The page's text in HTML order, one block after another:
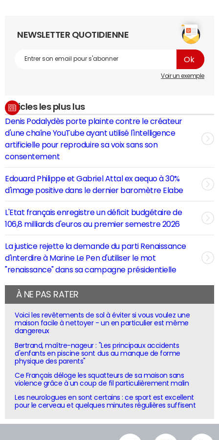
NEWSLETTER QUOTIDIENNE
Voir un exemple
Articles les plus lus
Denis Podalydès porte plainte contre le créateur
d'une chaîne YouTube ayant utilisé l'intelligence
artificielle pour reproduire sa voix sans son
consentement
Edouard Philippe et Gabriel Attal ex aequo à 30%
d'image positive dans le dernier baromètre Elabe
L'Etat français enregistre un déficit budgétaire de
106,8 milliards d'euros au premier semestre 2026
La justice rejette la demande du parti Renaissance
d'interdire à Marine Le Pen d'utiliser le mot
"renaissance" dans sa campagne présidentielle
À NE PAS RATER
Voici les revêtements de sol à éviter si vous voulez une
maison facile à nettoyer - un en particulier est même
dangereux
Bertrand, maître-nageur : "Les principaux accidents
d'enfants en piscine sont dus au manque de forme
physique des parents"
Ce Français déloge les squatteurs de sa maison sans
violence grâce à un coup de fil particulièrement malin
Les neurologues en sont certains : ce sport est excellent
pour le cerveau et quelques minutes régulières suffisent